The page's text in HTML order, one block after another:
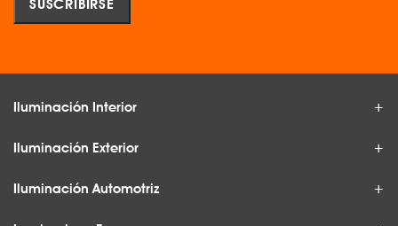
Iluminación Interior
Iluminación Exterior
Iluminación Automotriz